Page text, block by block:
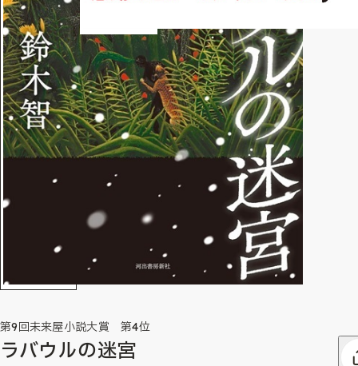
第9回未来屋小説大賞 第4位
ラバウルの迷宮